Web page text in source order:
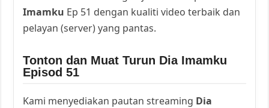
Imamku Ep 51 dengan kualiti video terbaik dan
pelayan (server) yang pantas.
Tonton dan Muat Turun Dia Imamku
Episod 51
Kami menyediakan pautan streaming Dia